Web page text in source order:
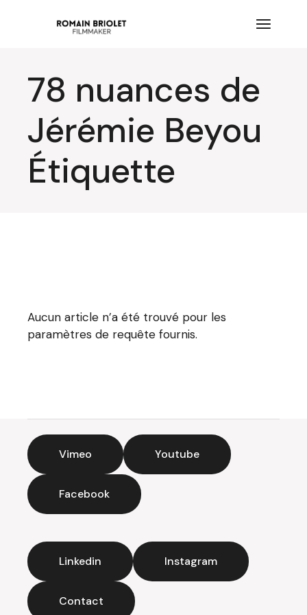
78 nuances de
Jérémie Beyou
Étiquette
Aucun article n’a été trouvé pour les
paramètres de requête fournis.
Vimeo Youtube
Facebook
Linkedin Instagram
Contact